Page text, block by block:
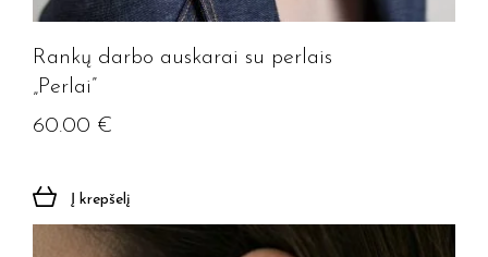
Rankų darbo auskarai su perlais
„Perlai”
60.00 €
Į krepšelį